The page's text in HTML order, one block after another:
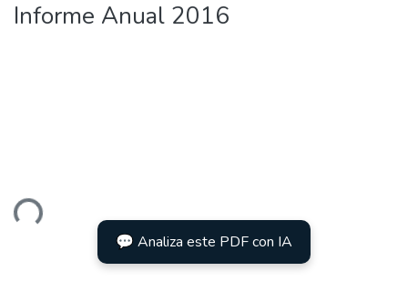
Informe Anual 2016
💬 Analiza este PDF con IA